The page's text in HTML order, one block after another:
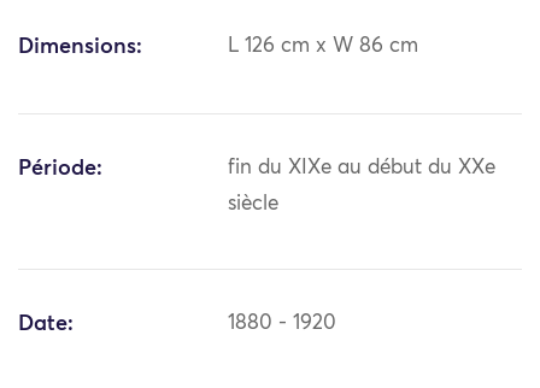
Dimensions: L 126 cm x W 86 cm
Période:
fin du XIXe au début du XXe
siècle
Date: 1880 - 1920